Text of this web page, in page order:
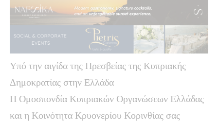
Υπό την αιγίδα της Πρεσβείας της Κυπριακής
Δημοκρατίας στην Ελλάδα
Η Ομοσπονδία Κυπριακών Οργανώσεων Ελλάδας
και η Κοινότητα Κρυονερίου Κορινθίας σας